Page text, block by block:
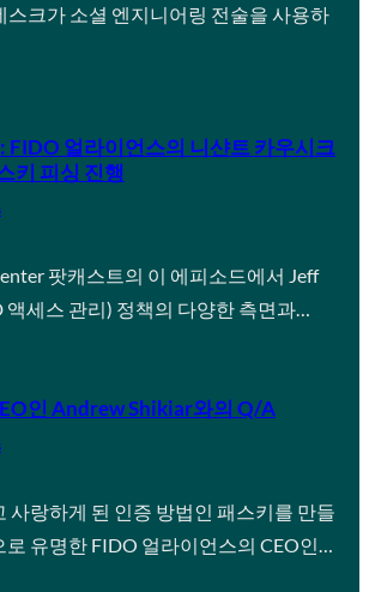
스크가 소셜 엔지니어링 전술을 사용하
FIDO 얼라이언스의 니샨트 카우시크
키 피싱 진행
팟캐스트의 이 에피소드에서 Jeff
세스 관리) 정책의 다양한 측면과…
인 Andrew Shikiar와의 Q/A
사랑하게 된 인증 방법인 패스키를 만들
유명한 FIDO 얼라이언스의 CEO인…